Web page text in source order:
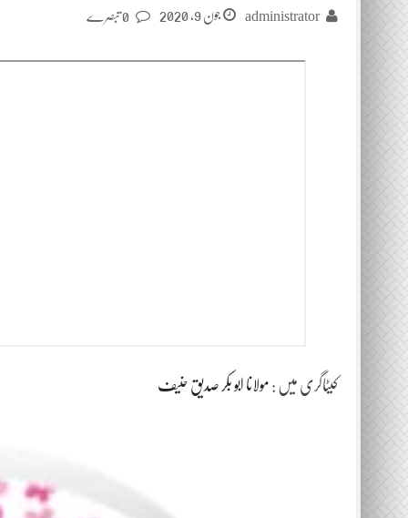
administrator جون 9, 2020
کیٹاگری میں : مولانا ابو بکر صدیق حنیف